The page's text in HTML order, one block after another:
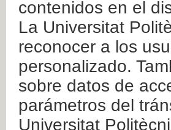
contenidos en el
La Universitat
reconocer a los
personalizado.
sobre datos de
parámetros del
Universitat